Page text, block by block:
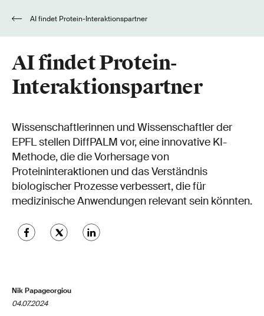
AI findet Protein-Interaktionspartner
AI findet Protein-
Interaktionspartner
Wissenschaftlerinnen und Wissenschaftler der
EPFL stellen DiffPALM vor, eine innovative KI-
Methode, die die Vorhersage von
Proteininteraktionen und das Verständnis
biologischer Prozesse verbessert, die für
medizinische Anwendungen relevant sein könnten.
Nik Papageorgiou
04.07.2024